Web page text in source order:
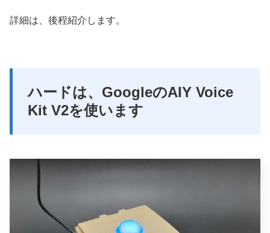
詳細は、後程紹介します。
ハードは、GoogleのAIY Voice
Kit V2を使います